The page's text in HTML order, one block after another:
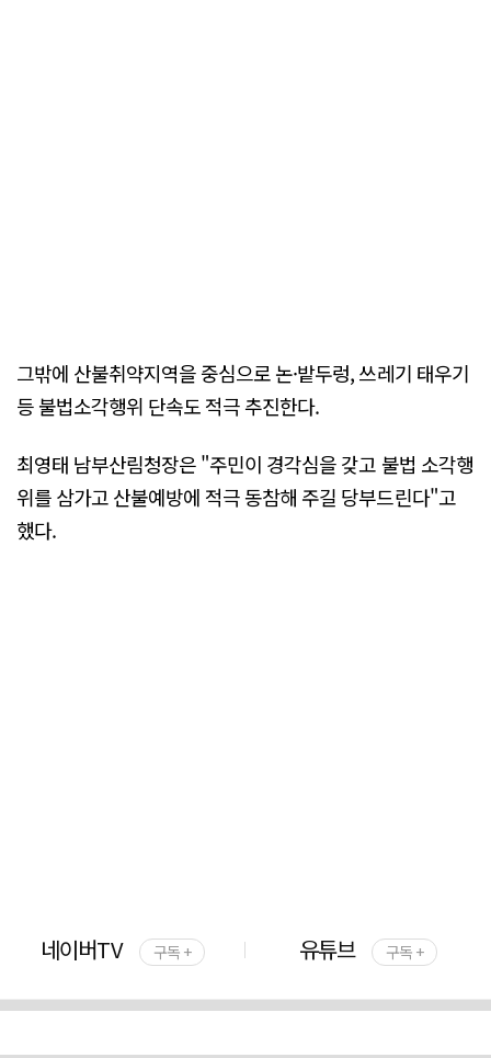
그밖에 산불취약지역을 중심으로 논·밭두렁, 쓰레기 태우기
등 불법소각행위 단속도 적극 추진한다.
최영태 남부산림청장은 "주민이 경각심을 갖고 불법 소각행
위를 삼가고 산불예방에 적극 동참해 주길 당부드린다"고
했다.
네이버TV 구독 + 유튜브 구독 +